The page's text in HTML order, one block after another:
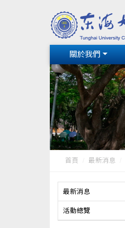
關於我們
首頁 最新消息
最新消息
活動總覽